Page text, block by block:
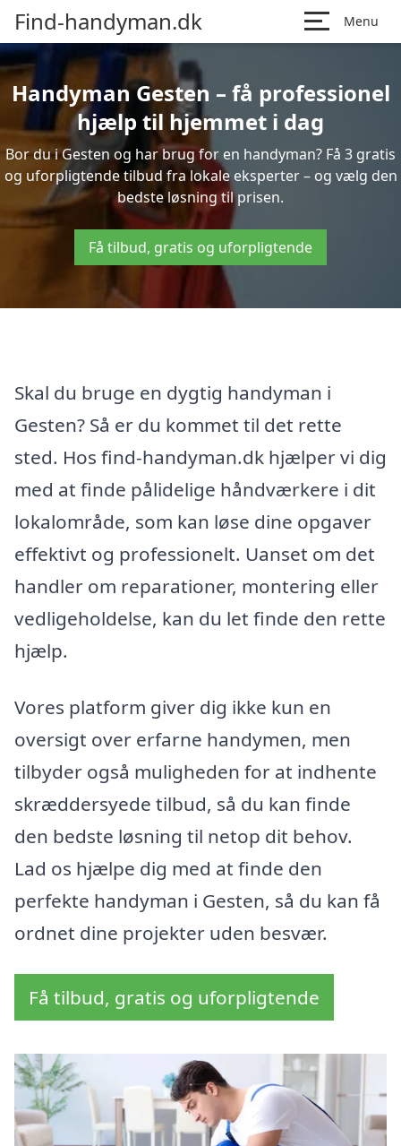
Find-handyman.dk Menu
Handyman Gesten – få professionel
hjælp til hjemmet i dag
Bor du i Gesten og har brug for en handyman? Få 3 gratis
og uforpligtende tilbud fra lokale eksperter – og vælg den
bedste løsning til prisen.
Få tilbud, gratis og uforpligtende
Skal du bruge en dygtig handyman i
Gesten? Så er du kommet til det rette
sted. Hos find-handyman.dk hjælper vi dig
med at finde pålidelige håndværkere i dit
lokalområde, som kan løse dine opgaver
effektivt og professionelt. Uanset om det
handler om reparationer, montering eller
vedligeholdelse, kan du let finde den rette
hjælp.
Vores platform giver dig ikke kun en
oversigt over erfarne handymen, men
tilbyder også muligheden for at indhente
skræddersyede tilbud, så du kan finde
den bedste løsning til netop dit behov.
Lad os hjælpe dig med at finde den
perfekte handyman i Gesten, så du kan få
ordnet dine projekter uden besvær.
Få tilbud, gratis og uforpligtende